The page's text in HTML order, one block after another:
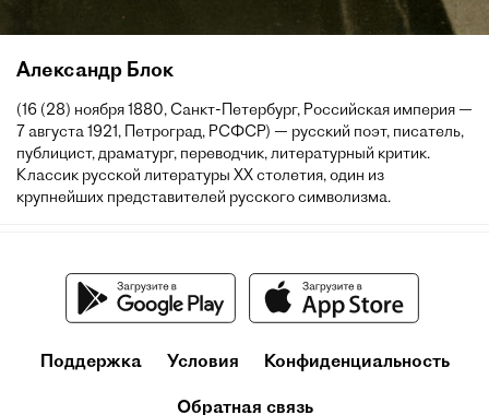
Александр Блок
(16 (28) ноября 1880, Санкт-Петербург, Российская империя —
7 августа 1921, Петроград, РСФСР) — русский поэт, писатель,
публицист, драматург, переводчик, литературный критик.
Классик русской литературы XX столетия, один из
крупнейших представителей русского символизма.
Поддержка Условия Конфиденциальность
Обратная связь